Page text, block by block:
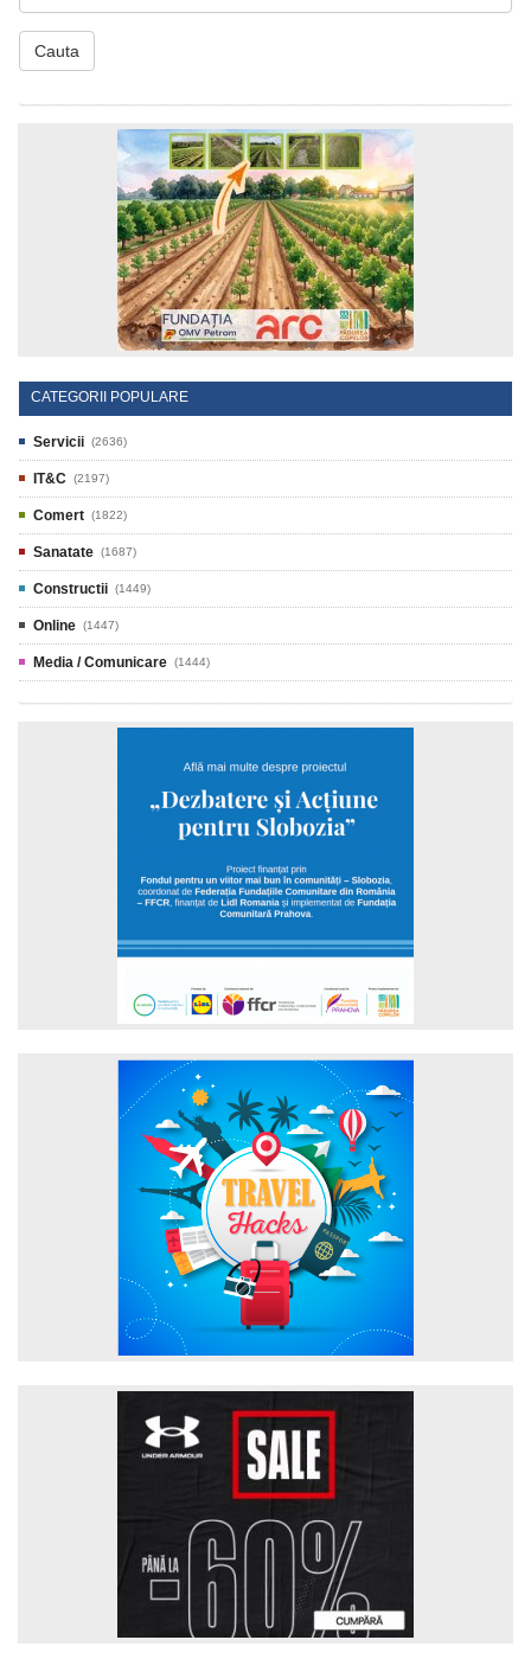
Cauta
CATEGORII POPULARE
Servicii (2636)
IT&C (2197)
Comert (1822)
Sanatate (1687)
Constructii (1449)
Online (1447)
Media / Comunicare (1444)